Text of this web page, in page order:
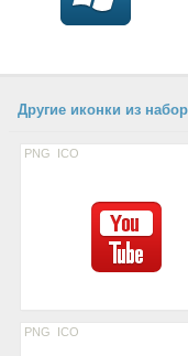
Другие иконки из
PNG ICO
PNG ICO